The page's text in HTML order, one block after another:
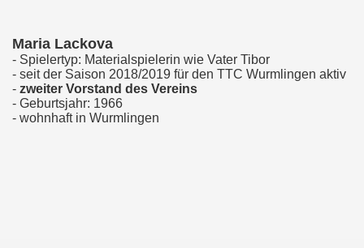
Maria Lackova
- Spielertyp: Materialspielerin wie Vater Tibor
- seit der Saison 2018/2019 für den TTC Wurmlingen aktiv
- zweiter Vorstand des Vereins
- Geburtsjahr: 1966
- wohnhaft in Wurmlingen